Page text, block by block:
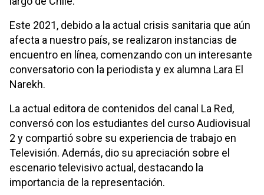
Este 2021, debido a la actual crisis sanitaria que aún
afecta a nuestro país, se realizaron instancias de
encuentro en línea, comenzando con un interesante
conversatorio con la periodista y ex alumna Lara El
Narekh.
La actual editora de contenidos del canal La Red,
conversó con los estudiantes del curso Audiovisual
2 y compartió sobre su experiencia de trabajo en
Televisión. Además, dio su apreciación sobre el
escenario televisivo actual, destacando la
importancia de la representación.